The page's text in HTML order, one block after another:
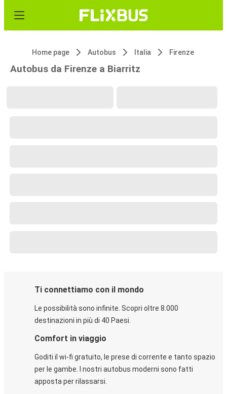
Home page Autobus Italia Firenze
Autobus da Firenze a Biarritz
Ti connettiamo con il mondo
Le possibilità sono infinite. Scopri oltre 8.000
destinazioni in più di 40 Paesi.
Comfort in viaggio
Goditi il wi-fi gratuito, le prese di corrente e tanto spazio
per le gambe. I nostri autobus moderni sono fatti
apposta per rilassarsi.